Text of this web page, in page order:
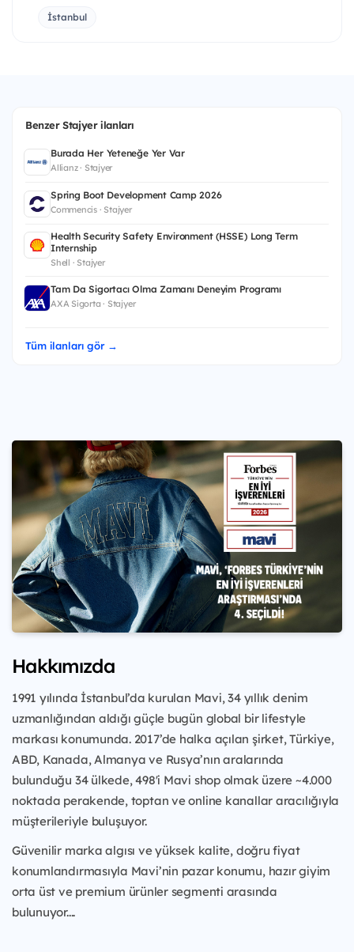
İstanbul
Benzer Stajyer ilanları
Burada Her Yeteneğe Yer Var
Allianz · Stajyer
Spring Boot Development Camp 2026
Commencis · Stajyer
Health Security Safety Environment (HSSE) Long Term
Internship
Shell · Stajyer
Tam Da Sigortacı Olma Zamanı Deneyim Programı
AXA Sigorta · Stajyer
Tüm ilanları gör →
Hakkımızda
1991 yılında İstanbul’da kurulan Mavi, 34 yıllık denim
uzmanlığından aldığı güçle bugün global bir lifestyle
markası konumunda. 2017’de halka açılan şirket, Türkiye,
ABD, Kanada, Almanya ve Rusya’nın aralarında
bulunduğu 34 ülkede, 498'i Mavi shop olmak üzere ~4.000
noktada perakende, toptan ve online kanallar aracılığıyla
müşterileriyle buluşuyor.
Güvenilir marka algısı ve yüksek kalite, doğru fiyat
konumlandırmasıyla Mavi’nin pazar konumu, hazır giyim
orta üst ve premium ürünler segmenti arasında
bulunuyor....